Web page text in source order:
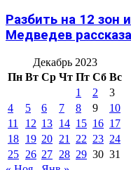
Разбить на 12 зон
Медведев
Декабрь 2023
Пн Вт Ср Чт Пт Сб Вс
1
2
3
4
5 6 7 8 9
10
11
12 13 14 15 16 17
18 19 20 21 22 23 24
25 26 27 28 29 30 31